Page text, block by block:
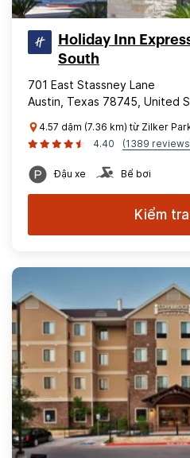
Holiday Inn
South
701 East Stassney Lane
Austin, Texas 78745, United
4.57 dặm (7.36 km) từ Zilker
4.40
(1389
Đậu xe Bể bơi
Kiểm